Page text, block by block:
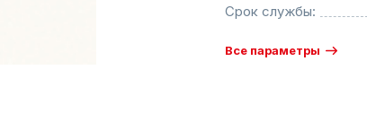
Срок службы:
Все параметры